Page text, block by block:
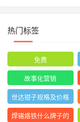
热门标签
免费
故事化营销
世达钳子规格及价格
大全
焊锡烙铁什么牌子的